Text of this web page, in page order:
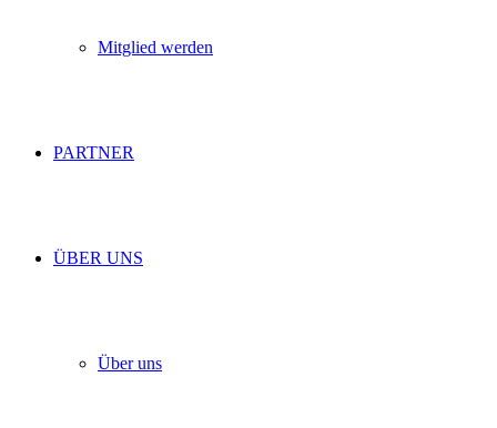
Mitglied werden
PARTNER
ÜBER UNS
Über uns